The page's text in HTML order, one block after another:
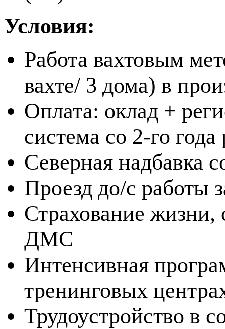
Условия:
Работа вахтовым
вахте/ 3 дома) в
Оплата: оклад +
система со 2-го
Северная надбавка
Проезд до/с работы
Страхование жизни,
ДМС
Интенсивная
тренинговых
Трудоустройство в